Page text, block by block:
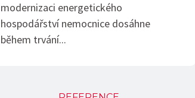
modernizaci energetického
hospodářství nemocnice dosáhne
během trvání...